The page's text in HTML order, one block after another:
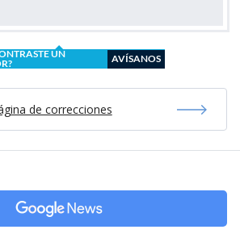
UN
AVÍSANOS
de correcciones